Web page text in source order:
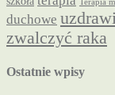
Terapia
duchowe
zwalczyć raka
Ostatnie wpisy